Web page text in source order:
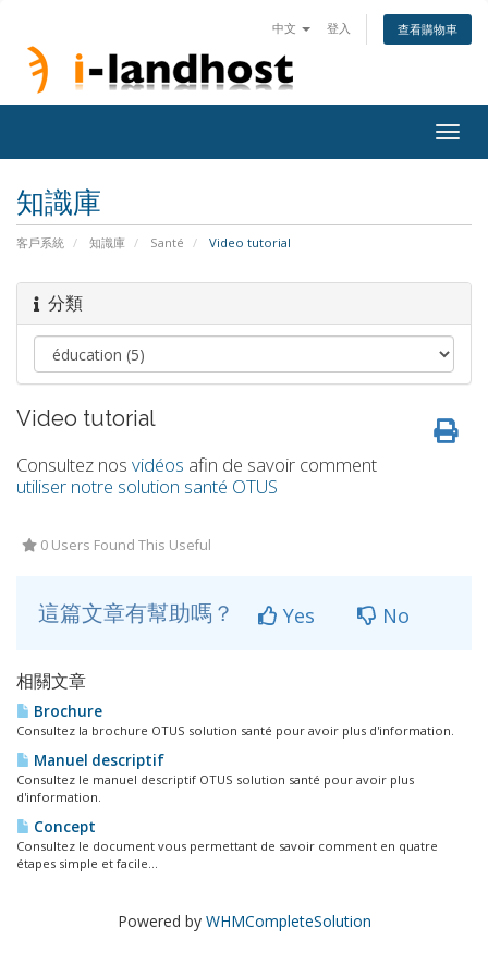
中文 登入 查看購物車
知識庫
客戶系統 知識庫 Santé Video tutorial
分類
Video tutorial
Consultez nos vidéos afin de savoir comment
utiliser notre solution santé OTUS
0 Users Found This Useful
這篇文章有幫助嗎？ Yes No
相關文章
Brochure
Consultez la brochure OTUS solution santé pour avoir plus d'information.
Manuel descriptif
Consultez le manuel descriptif OTUS solution santé pour avoir plus
d'information.
Concept
Consultez le document vous permettant de savoir comment en quatre
étapes simple et facile...
Powered by WHMCompleteSolution